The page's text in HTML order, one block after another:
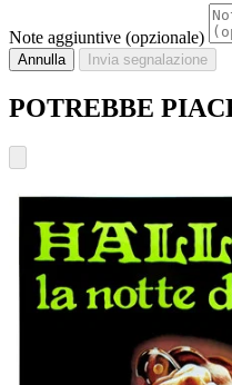
Note aggiuntive (opzionale)
Annulla Invia segnalazione
POTREBBE